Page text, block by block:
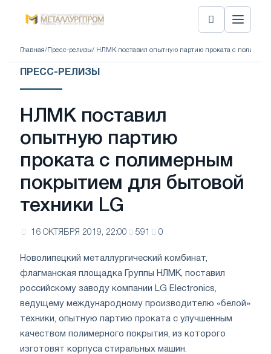
Главная/ Пресс-релизы/ НЛМК поставил опытную партию проката с
ПРЕСС-РЕЛИЗЫ
НЛМК поставил
опытную партию
проката с полимерным
покрытием для бытовой
техники LG
16 ОКТЯБРЯ 2019, 22:00 591 0
Новолипецкий металлургический комбинат,
флагманская площадка Группы НЛМК, поставил
российскому заводу компании LG Electronics,
ведущему международному производителю «белой»
техники, опытную партию проката с улучшенным
качеством полимерного покрытия, из которого
изготовят корпуса стиральных машин.